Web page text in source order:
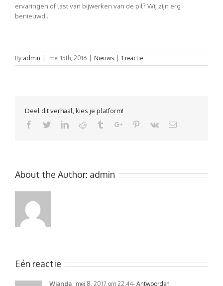
ervaringen of last van bijwerken van de pil? Wij zijn erg
benieuwd..
By admin mei 15th, 2016 Nieuws 1 reactie
Deel dit verhaal, kies je platform!
Facebook
TwitterLinkedinReddit TumblrGoogle+Pinterest
Vk Email
About the Author: admin
Eén reactie
Wianda mei 8, 2017 om 22:44- Antwoorden